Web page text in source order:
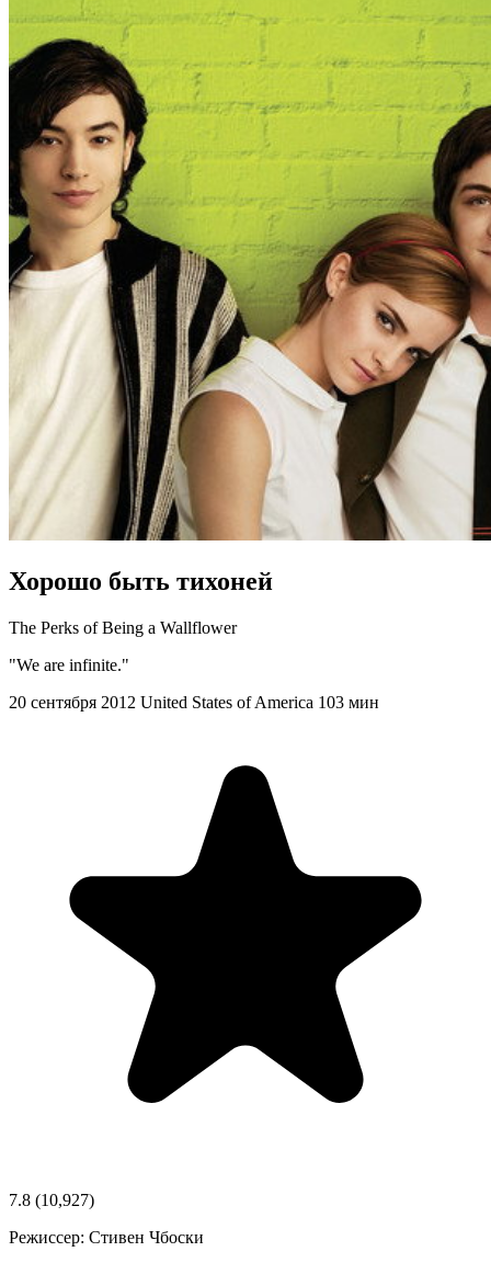
Хорошо быть тихоней
The Perks of Being a Wallflower
"We are infinite."
20 сентября 2012 United States of America 103 мин
7.8 (10,927)
Режиссер: Стивен Чбоски